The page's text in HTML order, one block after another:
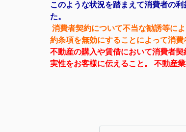
このような状況を踏まえて消費者の
た。
消費者契約について不当な勧誘等に
約条項を無効にすることによって消費
不動産の購入や賃借において消費者
実性をお客様に伝えること。 不動産業